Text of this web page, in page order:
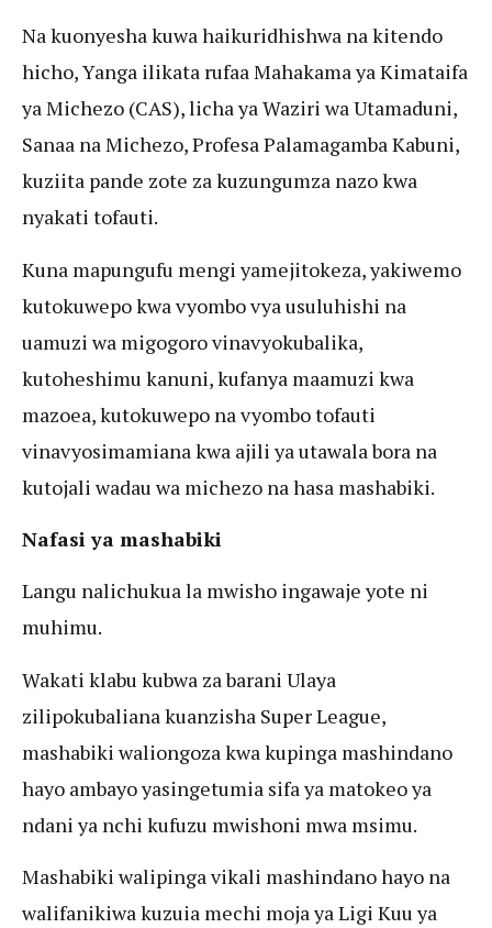
Na kuonyesha kuwa haikuridhishwa na kitendo
hicho, Yanga ilikata rufaa Mahakama ya Kimataifa
ya Michezo (CAS), licha ya Waziri wa Utamaduni,
Sanaa na Michezo, Profesa Palamagamba Kabuni,
kuziita pande zote za kuzungumza nazo kwa
nyakati tofauti.
Kuna mapungufu mengi yamejitokeza, yakiwemo
kutokuwepo kwa vyombo vya usuluhishi na
uamuzi wa migogoro vinavyokubalika,
kutoheshimu kanuni, kufanya maamuzi kwa
mazoea, kutokuwepo na vyombo tofauti
vinavyosimamiana kwa ajili ya utawala bora na
kutojali wadau wa michezo na hasa mashabiki.
Nafasi ya mashabiki
Langu nalichukua la mwisho ingawaje yote ni
muhimu.
Wakati klabu kubwa za barani Ulaya
zilipokubaliana kuanzisha Super League,
mashabiki waliongoza kwa kupinga mashindano
hayo ambayo yasingetumia sifa ya matokeo ya
ndani ya nchi kufuzu mwishoni mwa msimu.
Mashabiki walipinga vikali mashindano hayo na
walifanikiwa kuzuia mechi moja ya Ligi Kuu ya